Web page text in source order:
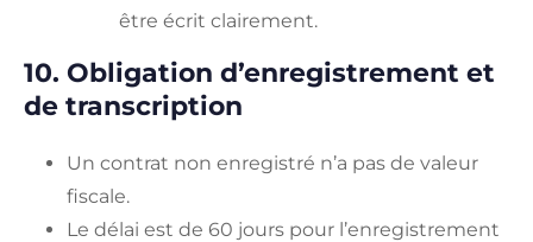
être écrit clairement.
10. Obligation d’enregistrement et
de transcription
Un contrat non enregistré n’a pas de valeur
fiscale.
Le délai est de 60 jours pour l’enregistrement